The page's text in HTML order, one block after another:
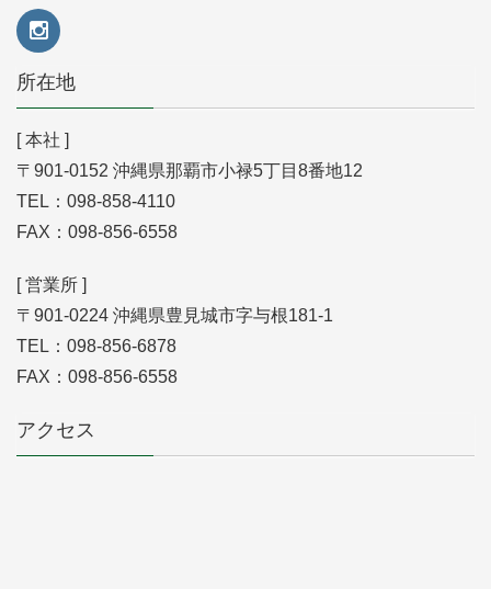
所在地
[ 本社 ]
〒901-0152 沖縄県那覇市小禄5丁目8番地12
TEL：098-858-4110
FAX：098-856-6558
[ 営業所 ]
〒901-0224 沖縄県豊見城市字与根181-1
TEL：098-856-6878
FAX：098-856-6558
アクセス